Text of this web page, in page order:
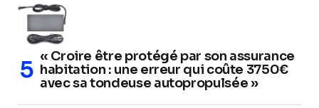
« Croire être protégé par son assurance
habitation : une erreur qui coûte 3750€
avec sa tondeuse autopropulsée »